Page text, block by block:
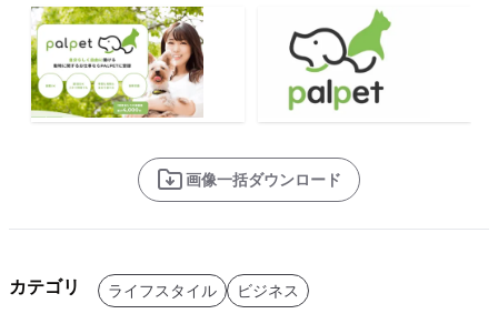
画像一括ダウンロード
カテゴリ ライフスタイル ビジネス